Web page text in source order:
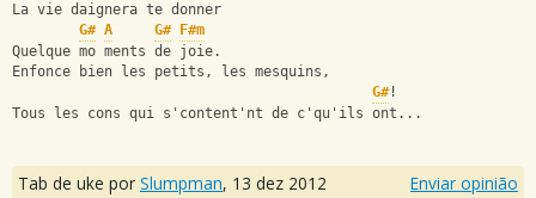
La vie daignera te donner
G# A G#
F#m
Quelque mo ments de joie.
Enfonce bien les petits, les mesquins,
G#!
Tous les cons qui s'content'nt de c'qu'ils ont...
Tab de uke por Slumpman, 13 dez 2012 Enviar opinião